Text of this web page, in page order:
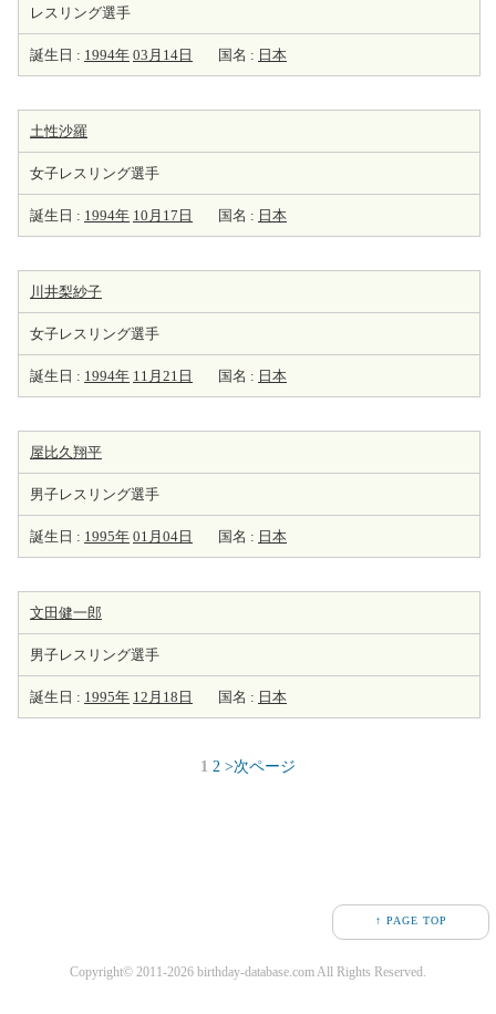
レスリング選手
誕生日 : 1994年 03月14日 国名 : 日本
土性沙羅
女子レスリング選手
誕生日 : 1994年 10月17日 国名 : 日本
川井梨紗子
女子レスリング選手
誕生日 : 1994年 11月21日 国名 : 日本
屋比久翔平
男子レスリング選手
誕生日 : 1995年 01月04日 国名 : 日本
文田健一郎
男子レスリング選手
誕生日 : 1995年 12月18日 国名 : 日本
1 2 >次ページ
↑ PAGE TOP
Copyright© 2011-2026 birthday-database.com All Rights Reserved.